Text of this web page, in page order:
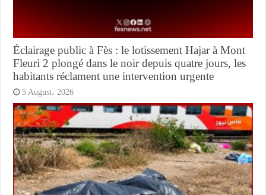
Éclairage public à Fès : le lotissement Hajar à Mont
Fleuri 2 plongé dans le noir depuis quatre jours, les
habitants réclament une intervention urgente
5 August، 2026